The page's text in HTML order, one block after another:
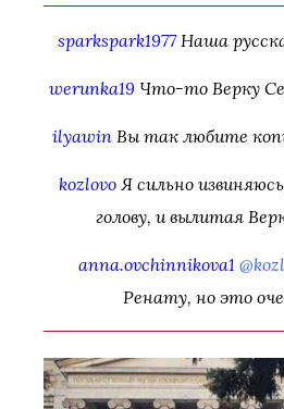
sparkspark1977Наша
werunka19 Что-то Верку
ilyawin Вы так любите
kozlovo Я сильно
голову, и вылитая
anna.ovchinnikova1
Ренату, но это